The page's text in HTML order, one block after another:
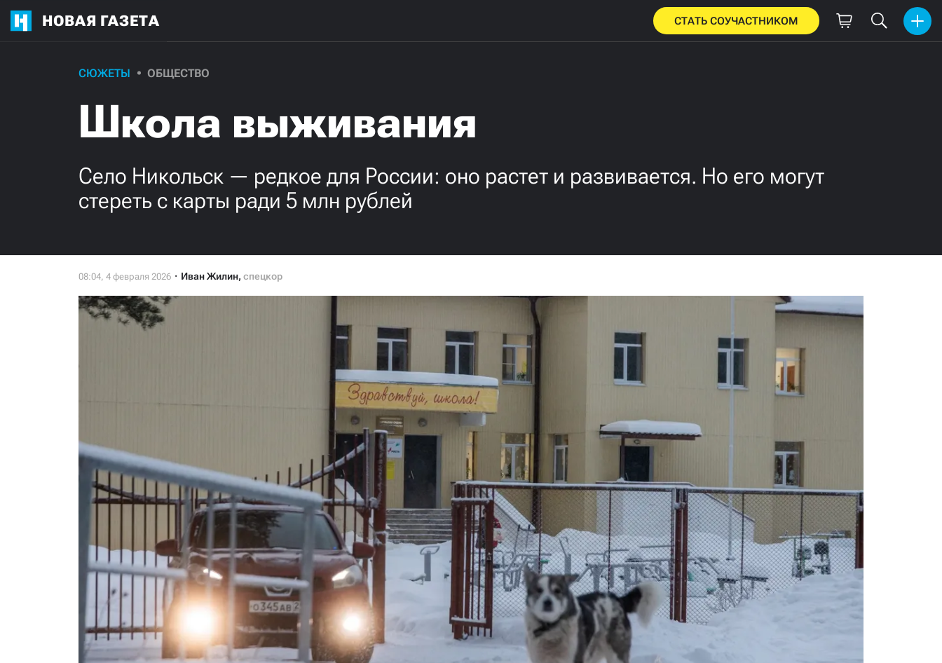
НОВАЯ ГАЗЕТА СТАТЬ СОУЧАСТНИКОМ
СЮЖЕТЫ ОБЩЕСТВО
Школа выживания
Село Никольск — редкое для России: оно растет и развивается. Но его могут
стереть с карты ради 5 млн рублей
Иван Жилин, спецкор